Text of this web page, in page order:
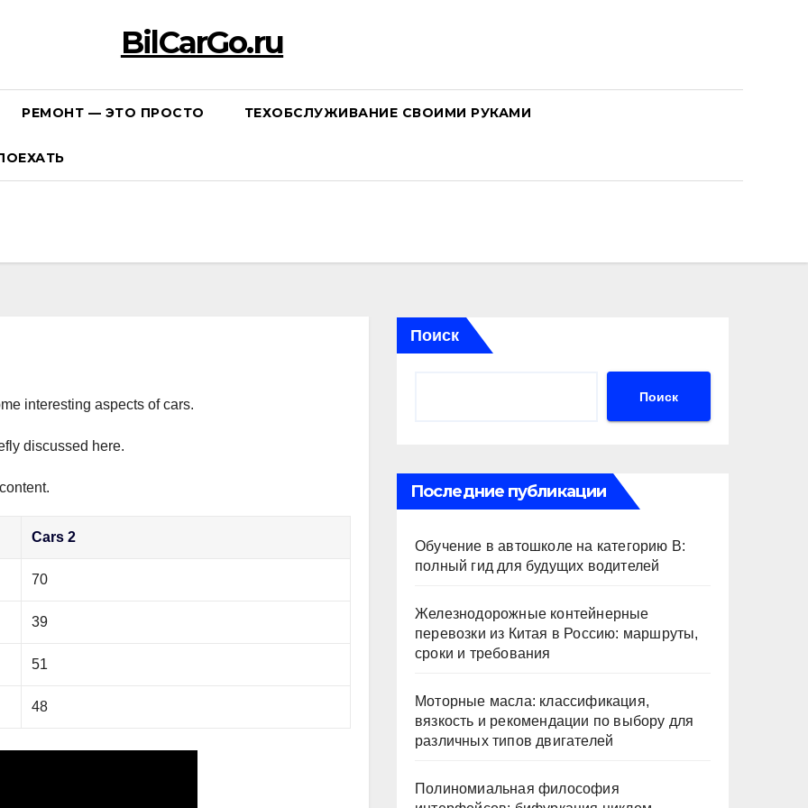
BilCarGo.ru
РЕМОНТ — ЭТО ПРОСТО ТЕХОБСЛУЖИВАНИЕ СВОИМИ РУКАМИ
interesting aspects of cars.
discussed here.
Cars 2
70
39
51
48
Поиск
Поиск
Последние публикации
Обучение в автошколе на категорию В:
полный гид для будущих водителей
Железнодорожные контейнерные
перевозки из Китая в Россию: маршруты,
сроки и требования
Моторные масла: классификация,
вязкость и рекомендации по выбору для
различных типов двигателей
Полиномиальная философия